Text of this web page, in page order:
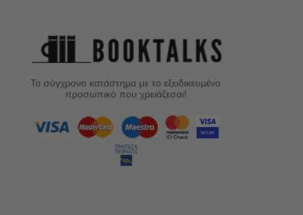
Το σύγχρονο κατάστημα με το εξειδικευμένο
προσωπικό που χρειάζεσαι!